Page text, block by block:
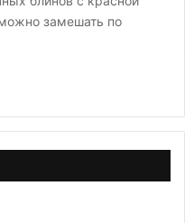
замешать по